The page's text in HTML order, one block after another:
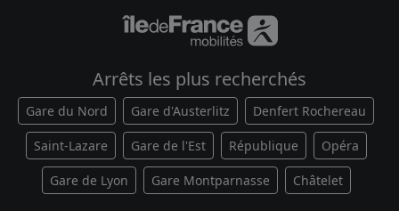
Arrêts les plus recherchés
Gare du Nord Gare d'Austerlitz Denfert Rochereau
Saint-Lazare Gare de l'Est République Opéra
Gare de Lyon Gare Montparnasse Châtelet